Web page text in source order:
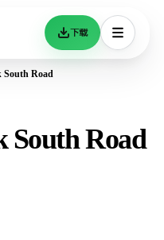
下载
South Road
South Road